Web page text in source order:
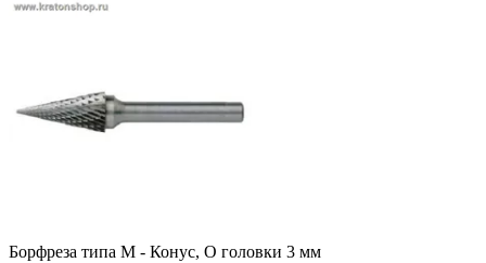
Борфреза типа M - Конус, O головки 3 мм